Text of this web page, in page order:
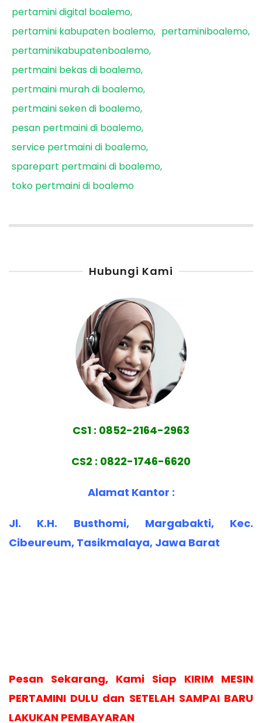
pertamini digital boalemo
pertamini kabupaten boalemo
pertaminiboalemo
pertaminikabupatenboalemo
pertmaini bekas di boalemo
pertmaini murah di boalemo
pertmaini seken di boalemo
pesan pertmaini di boalemo
service pertmaini di boalemo
sparepart pertmaini di boalemo
toko pertmaini di boalemo
Hubungi Kami
CS1 : 0852-2164-2963
CS2 : 0822-1746-6620
Alamat Kantor :
Jl. K.H. Busthomi, Margabakti, Kec.
Cibeureum, Tasikmalaya, Jawa Barat
Pesan Sekarang, Kami Siap KIRIM MESIN
PERTAMINI DULU dan SETELAH SAMPAI BARU
LAKUKAN PEMBAYARAN